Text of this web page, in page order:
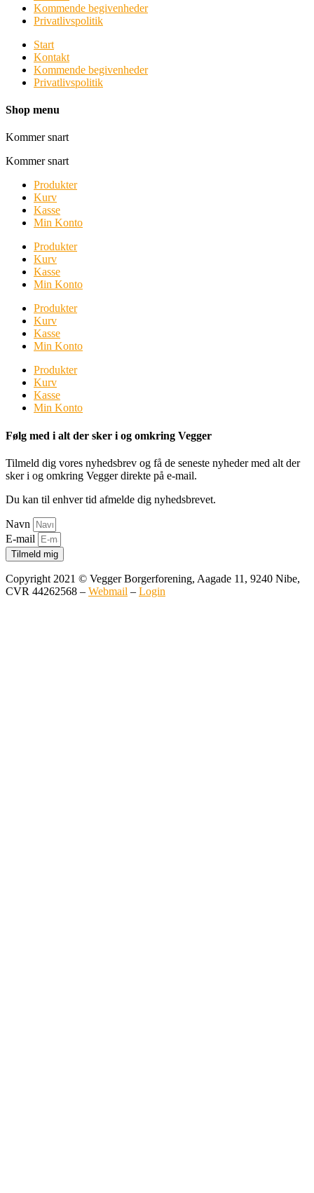
Kommende begivenheder
Privatlivspolitik
Start
Kontakt
Kommende begivenheder
Privatlivspolitik
Shop menu
Kommer snart
Kommer snart
Produkter
Kurv
Kasse
Min Konto
Produkter
Kurv
Kasse
Min Konto
Produkter
Kurv
Kasse
Min Konto
Produkter
Kurv
Kasse
Min Konto
Følg med i alt der sker i og omkring Vegger
Tilmeld dig vores nyhedsbrev og få de seneste nyheder med alt der
sker i og omkring Vegger direkte på e-mail.
Du kan til enhver tid afmelde dig nyhedsbrevet.
Navn
E-mail
Tilmeld mig
Copyright 2021 © Vegger Borgerforening, Aagade 11, 9240 Nibe,
CVR 44262568 – Webmail – Login